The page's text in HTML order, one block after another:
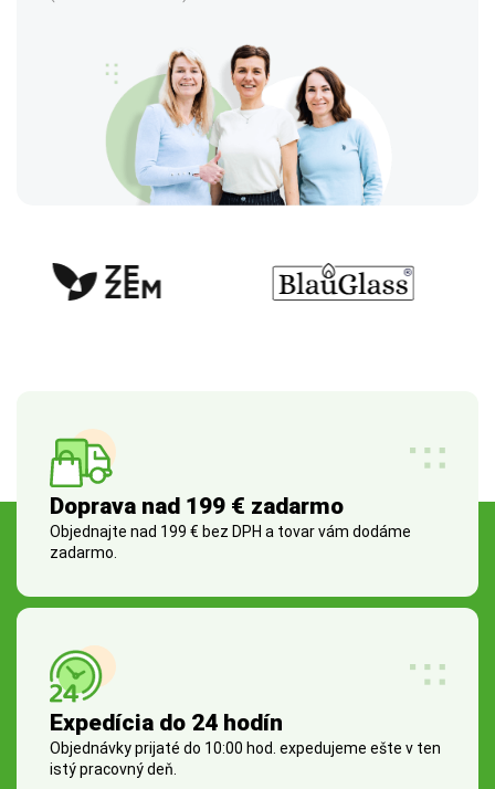
Doprava nad 199 € zadarmo
Objednajte nad 199 € bez DPH a tovar vám dodáme
zadarmo.
Expedícia do 24 hodín
Objednávky prijaté do 10:00 hod. expedujeme ešte v ten
istý pracovný deň.